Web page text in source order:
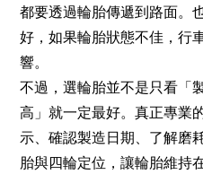
都要透過輪胎傳遞到路面。
好，如果輪胎狀態不佳，行
響。
不過，選輪胎並不是只看「
高」就一定最好。真正專業
示、確認製造日期、了解磨
胎與四輪定位，讓輪胎維持